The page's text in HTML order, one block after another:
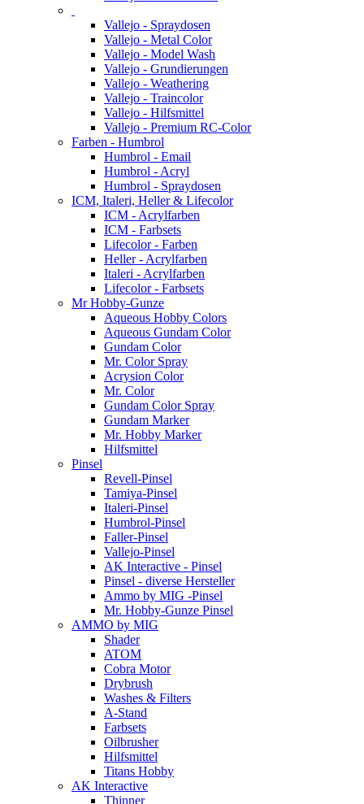
Vallejo - Spraydosen
Vallejo - Metal Color
Vallejo - Model Wash
Vallejo - Grundierungen
Vallejo - Weathering
Vallejo - Traincolor
Vallejo - Hilfsmittel
Vallejo - Premium RC-Color
Farben - Humbrol
Humbrol - Email
Humbrol - Acryl
Humbrol - Spraydosen
ICM, Italeri, Heller & Lifecolor
ICM - Acrylfarben
ICM - Farbsets
Lifecolor - Farben
Heller - Acrylfarben
Italeri - Acrylfarben
Lifecolor - Farbsets
Mr Hobby-Gunze
Aqueous Hobby Colors
Aqueous Gundam Color
Gundam Color
Mr. Color Spray
Acrysion Color
Mr. Color
Gundam Color Spray
Gundam Marker
Mr. Hobby Marker
Hilfsmittel
Pinsel
Revell-Pinsel
Tamiya-Pinsel
Italeri-Pinsel
Humbrol-Pinsel
Faller-Pinsel
Vallejo-Pinsel
AK Interactive - Pinsel
Pinsel - diverse Hersteller
Ammo by MIG -Pinsel
Mr. Hobby-Gunze Pinsel
AMMO by MIG
Shader
ATOM
Cobra Motor
Drybrush
Washes & Filters
A-Stand
Farbsets
Oilbrusher
Hilfsmittel
Titans Hobby
AK Interactive
Thinner